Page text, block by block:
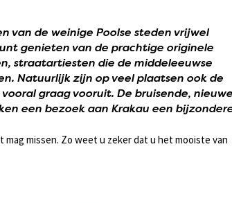
van de weinige Poolse steden vrijwel
genieten van de prachtige originele
straatartiesten die de middeleeuwse
Natuurlijk zijn op veel plaatsen ook de
graag vooruit. De bruisende,
een bezoek aan Krakau een
missen. Zo weet u zeker dat u het mooiste van